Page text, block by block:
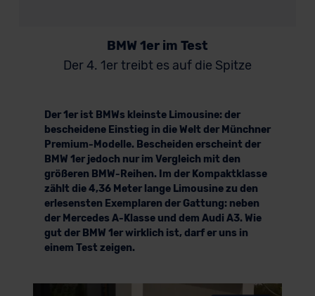
BMW 1er im Test
Der 4. 1er treibt es auf die Spitze
Der 1er ist BMWs kleinste Limousine: der
bescheidene Einstieg in die Welt der Münchner
Premium-Modelle. Bescheiden erscheint der
BMW 1er jedoch nur im Vergleich mit den
größeren BMW-Reihen. Im der Kompaktklasse
zählt die 4,36 Meter lange Limousine zu den
erlesensten Exemplaren der Gattung: neben
der Mercedes A-Klasse und dem Audi A3. Wie
gut der BMW 1er wirklich ist, darf er uns in
einem Test zeigen.